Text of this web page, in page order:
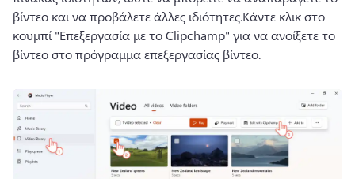
βίντεο και να προβάλετε άλλες ιδιότητες.Κάντε κλικ στο
κουμπί "Επεξεργασία με το Clipchamp" για να ανοίξετε το
βίντεο στο πρόγραμμα επεξεργασίας βίντεο.